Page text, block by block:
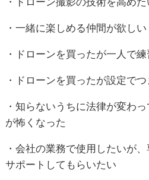
・一緒に楽しめる仲間が欲しい
・ドローンを買ったが一人で
・ドローンを買ったが設定で
・知らないうちに法律が変わ
が怖くなった
・会社の業務で使用したいが
サポートしてもらいたい